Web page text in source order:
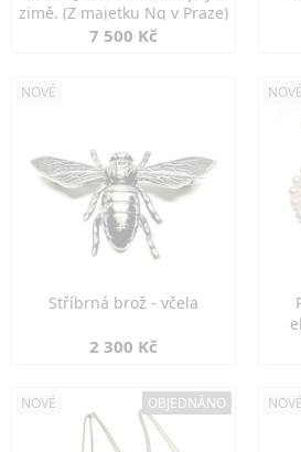
zimě. (Z majetku Ng v Praze)
7 500 Kč
NOVÉ
Stříbrná brož - včela
2 300 Kč
NOVÉ
NOVÉ OBJEDNÁNO NOVÉ